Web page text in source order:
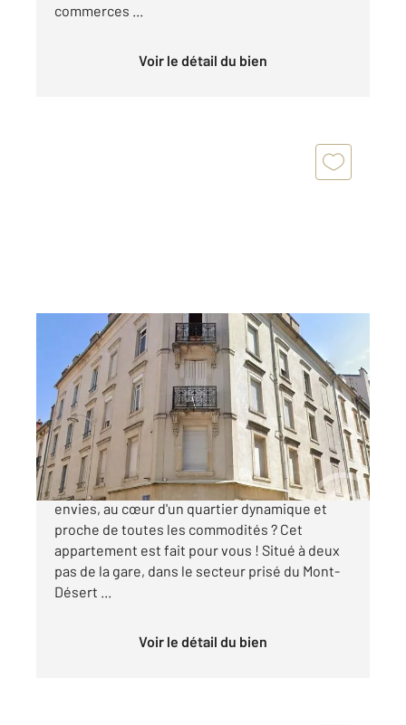
commerces ...
Voir le détail du bien
NANCY 54
89 m2, 4 pièces
Ref : 40470
Appartement F4 à vendre
160 000 €
Vous recherchez un bien à façonner selon vos
envies, au cœur d'un quartier dynamique et
proche de toutes les commodités ? Cet
appartement est fait pour vous ! Situé à deux
pas de la gare, dans le secteur prisé du Mont-
Désert ...
Voir le détail du bien